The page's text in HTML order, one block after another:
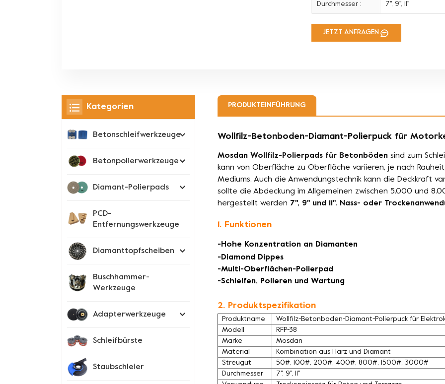
Durchmesser : 7'', 9'', 11''
JETZT ANFRAGEN
PRODUKTEINFÜHRUNG
Wollfilz-Betonboden-Diamant-Polierpuck für
Mosdan Wollfilz-Polierpads für Betonböden sind zum
kann von Oberfläche zu Oberfläche variieren, je nach
Mediums. Auch die Anwendungstechnik kann die Deckkraft
sollte die Abdeckung im Allgemeinen zwischen 5.000 und
hergestellt werden 7'', 9'' und 11''. Nass- oder
1. Funktionen
-Hohe Konzentration an Diamanten
-Diamond Dippes
-Multi-Oberflächen-Polierpad
-Schleifen, Polieren und Wartung
2. Produktspezifikation
Produktname
Wollfilz-Betonboden-Diamant-Polierpuck für
Modell
RFP-38
Marke
Mosdan
Material
Kombination aus Harz und Diamant
Streugut
50#, 100#, 200#, 400#, 800#, 1500#, 3000#
Durchmesser
7'', 9'', 11''
Kategorien
Betonschleifwerkzeuge
Betonpolierwerkzeuge
Diamant-Polierpads
PCD-
Entfernungswerkzeuge
Diamanttopfscheiben
Buschhammer-
Werkzeuge
Adapterwerkzeuge
Schleifbürste
Staubschleier